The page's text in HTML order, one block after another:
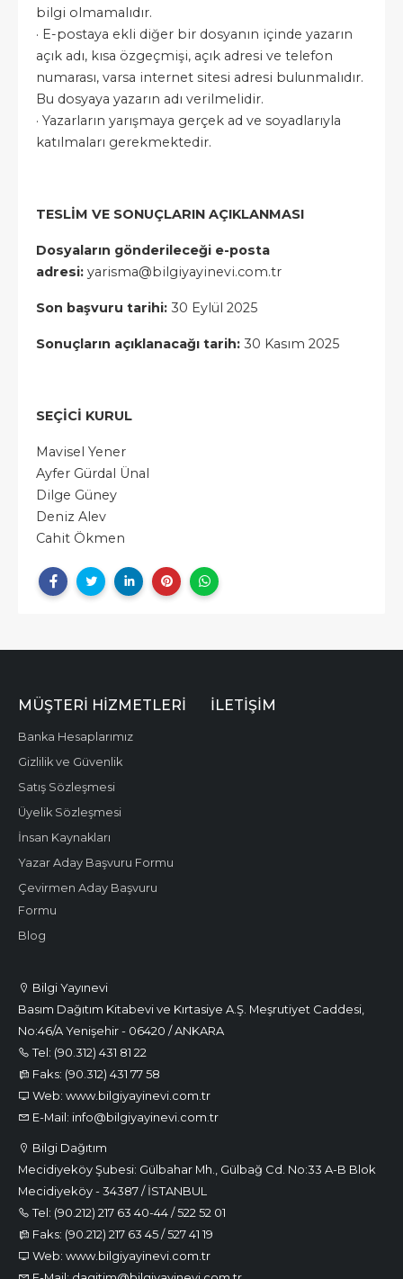
bilgi olmamalıdır.
· E-postaya ekli diğer bir dosyanın içinde yazarın
açık adı, kısa özgeçmişi, açık adresi ve telefon
numarası, varsa internet sitesi adresi bulunmalıdır.
Bu dosyaya yazarın adı verilmelidir.
· Yazarların yarışmaya gerçek ad ve soyadlarıyla
katılmaları gerekmektedir.
TESLİM VE SONUÇLARIN AÇIKLANMASI
Dosyaların gönderileceği e-posta
adresi: yarisma@bilgiyayinevi.com.tr
Son başvuru tarihi: ​30 Eylül 202​5
Sonuçların açıklanacağı tarih: ​ 30 ​Kasım 202​5
SEÇİCİ KURUL
Mavisel Yener
​Ayfer Gürdal Ünal
Dilge Güney
​Deniz Alev
Cahit Ökmen
Bilgi Yayınevi
Basım Dağıtım Kitabevi ve Kırtasiye A.Ş. Meşrutiyet Caddesi,
No:46/A Yenişehir - 06420 / ANKARA
Tel: (90.312) 431 81 22
Faks: (90.312) 431 77 58
Web: www.bilgiyayinevi.com.tr
E-Mail: info@bilgiyayinevi.com.tr
Bilgi Dağıtım
Mecidiyeköy Şubesi: Gülbahar Mh., Gülbağ Cd. No:33 A-B Blok
Mecidiyeköy - 34387 / İSTANBUL
Tel: (90.212) 217 63 40-44 / 522 52 01
Faks: (90.212) 217 63 45 / 527 41 19
Web: www.bilgiyayinevi.com.tr
MÜŞTERI HIZMETLERI
Banka Hesaplarımız
Gizlilik ve Güvenlik
Satış Sözleşmesi
Üyelik Sözleşmesi
İnsan Kaynakları
Yazar Aday Başvuru Formu
Çevirmen Aday Başvuru
Formu
Blog
İLETIŞIM